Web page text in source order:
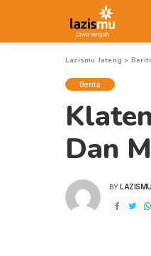
Lazismu Jateng >
Berita
Dan
POSTED
BY